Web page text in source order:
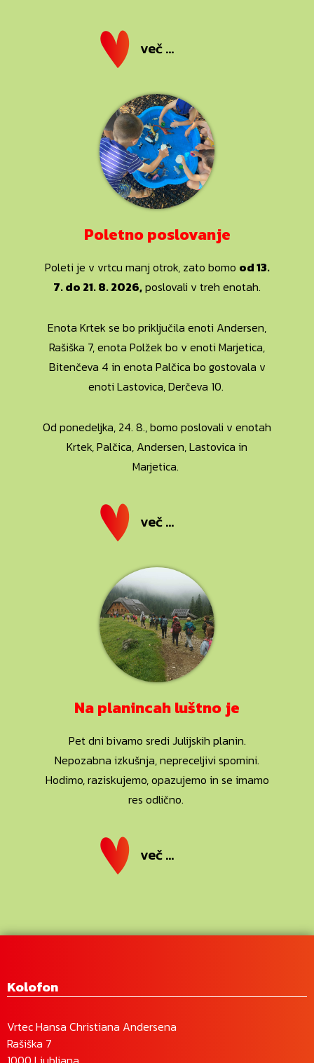
več ...
Poletno poslovanje
Poleti je v vrtcu manj otrok, zato bomo od 13.
7. do 21. 8. 2026,poslovali v treh enotah.
Enota Krtek se bo priključila enoti Andersen,
Rašiška 7, enota Polžek bo v enoti Marjetica,
Bitenčeva 4 in enota Palčica bo gostovala v
enoti Lastovica, Derčeva 10.
Od ponedeljka, 24. 8., bomo poslovali v enotah
Krtek, Palčica, Andersen, Lastovica in
Marjetica.
več ...
Na planincah luštno je
Pet dni bivamo sredi Julijskih planin.
Nepozabna izkušnja, nepreceljivi spomini.
Hodimo, raziskujemo, opazujemo in se imamo
res odlično.
več ...
Kolofon
Vrtec Hansa Christiana Andersena
Rašiška 7